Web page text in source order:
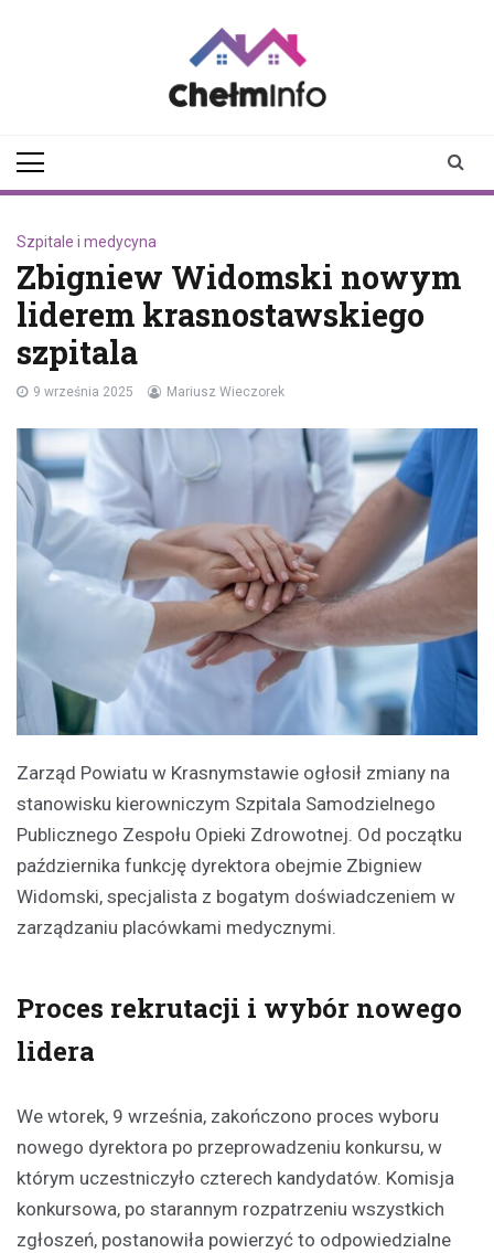
Szpitale i medycyna
Zbigniew Widomski nowym
liderem krasnostawskiego
szpitala
9 września 2025 Mariusz Wieczorek
Zarząd Powiatu w Krasnymstawie ogłosił zmiany na
stanowisku kierowniczym Szpitala Samodzielnego
Publicznego Zespołu Opieki Zdrowotnej. Od początku
października funkcję dyrektora obejmie Zbigniew
Widomski, specjalista z bogatym doświadczeniem w
zarządzaniu placówkami medycznymi.
Proces rekrutacji i wybór nowego
lidera
We wtorek, 9 września, zakończono proces wyboru
nowego dyrektora po przeprowadzeniu konkursu, w
którym uczestniczyło czterech kandydatów. Komisja
konkursowa, po starannym rozpatrzeniu wszystkich
zgłoszeń, postanowiła powierzyć to odpowiedzialne